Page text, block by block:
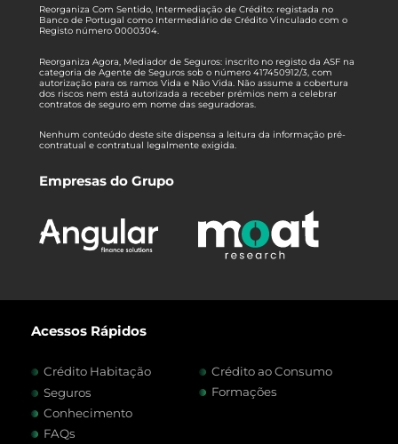
Reorganiza Com Sentido, Intermediação de Crédito: registada no
Banco de Portugal como Intermediário de Crédito Vinculado com o
Registo número 0000304.
Reorganiza Agora, Mediador de Seguros: inscrito no registo da ASF na
categoria de Agente de Seguros sob o número 417450912/3, com
autorização para os ramos Vida e Não Vida. Não assume a cobertura
dos riscos nem está autorizada a receber prémios nem a celebrar
contratos de seguro em nome das seguradoras.
Nenhum conteúdo deste site dispensa a leitura da informação pré-
contratual e contratual legalmente exigida.
Empresas do Grupo
Acessos Rápidos
Crédito Habitação
Crédito ao Consumo
Seguros
Formações
Conhecimento
FAQs